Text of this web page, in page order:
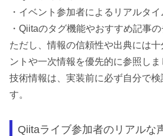
・イベント参加者によるリアルタ
・Qiitaのタグ機能やおすすめ記事の
ただし、情報の信頼性や出典には
ントや一次情報を優先的に参照し
技術情報は、実装前に必ず自分で
す。
Qiitaライブ参加者のリアルな